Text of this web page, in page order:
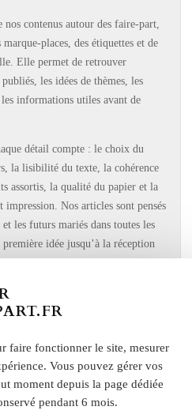
nos contenus autour des faire-part,
places, des étiquettes et de
Elle permet de retrouver
les idées de thèmes, les
informations utiles avant de
détail compte : le choix du
la lisibilité du texte, la cohérence
assortis, la qualité du papier et la
Nos articles sont pensés
les futurs mariés dans toutes les
idée jusqu’à la réception
des idées de
un baptême, une naissance, une
une fête familiale, cette archive
adaptées à votre événement.
ambiances douces, romantiques,
faire fonctionner le site, mesurer
Vous pouvez gérer vos
moment depuis la page dédiée
pendant 6 mois.